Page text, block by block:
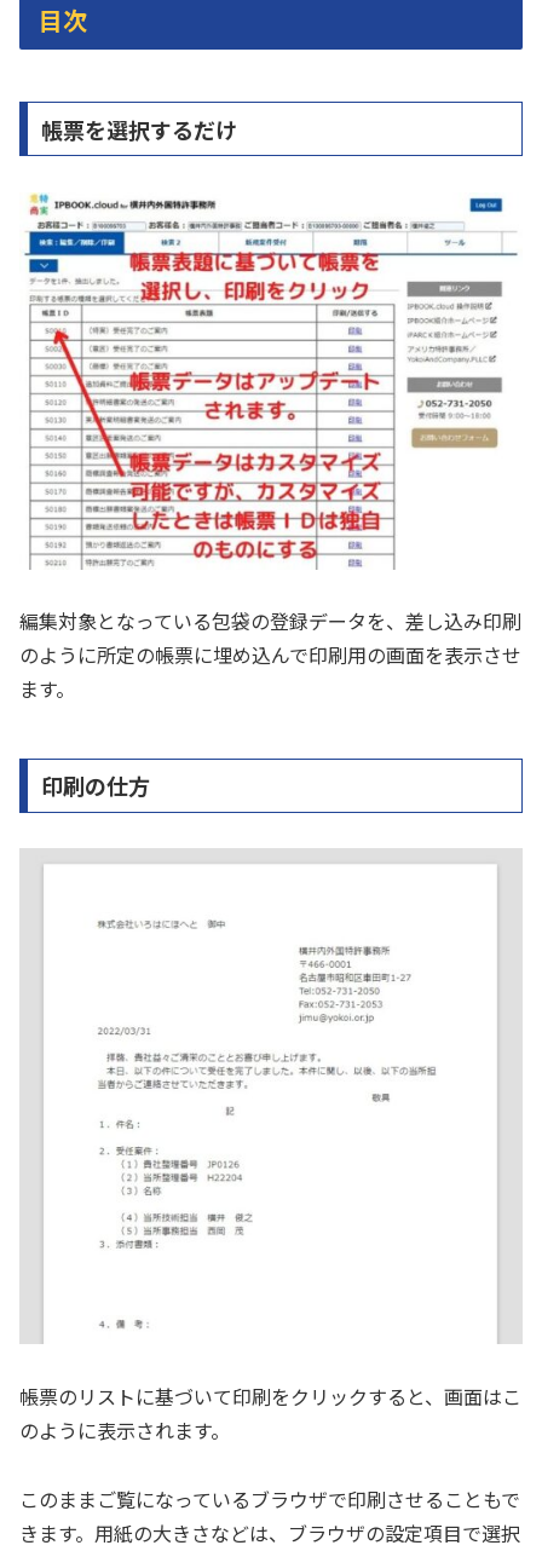
目次
帳票を選択するだけ
編集対象となっている包袋の登録データを、差し込み印刷
のように所定の帳票に埋め込んで印刷用の画面を表示させ
ます。
印刷の仕方
帳票のリストに基づいて印刷をクリックすると、画面はこ
のように表示されます。
このままご覧になっているブラウザで印刷させることもで
きます。用紙の大きさなどは、ブラウザの設定項目で選択